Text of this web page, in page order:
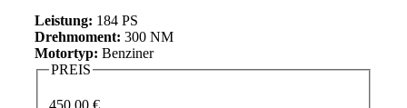
Leistung: 184 PS
Drehmoment: 300 NM
Motortyp: Benziner
PREIS